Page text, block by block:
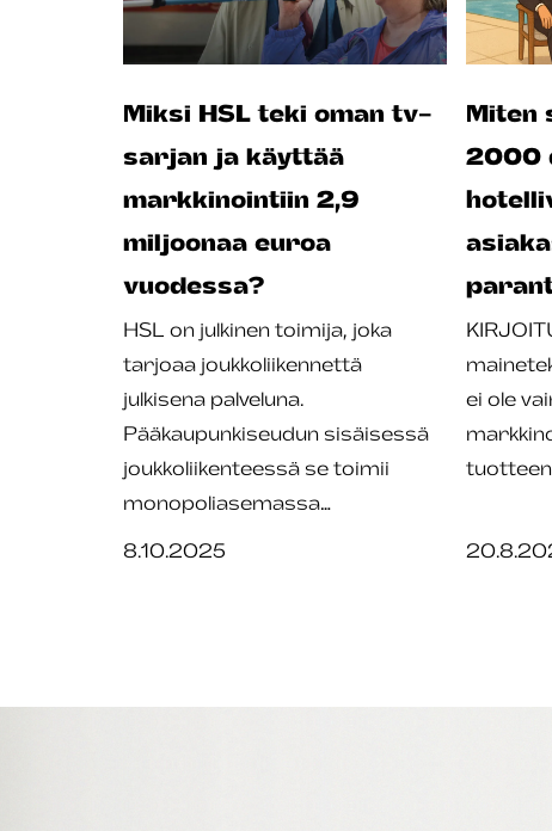
Miksi HSL teki oman tv-
sarjan ja käyttää
markkinointiin 2,9
miljoonaa euroa
vuodessa?
HSL on julkinen toimija, joka
tarjoaa joukkoliikennettä
julkisena palveluna.
Pääkaupunkiseudun sisäisessä
joukkoliikenteessä se toimii
monopoliasemassa…
8.10.2025
Miten
2000
ei ole